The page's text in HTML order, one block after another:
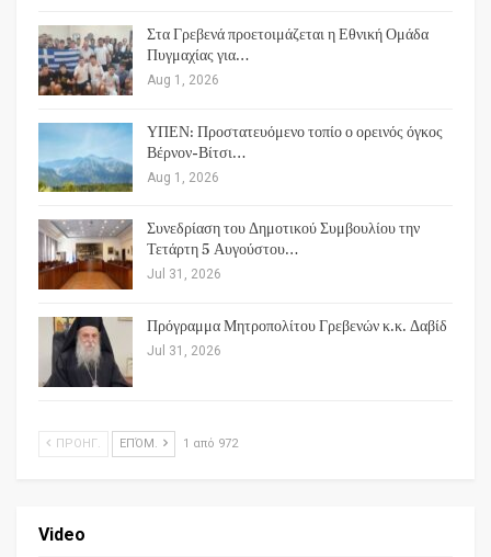
Στα Γρεβενά προετοιμάζεται η Εθνική Ομάδα
Πυγμαχίας για…
Aug 1, 2026
ΥΠΕΝ: Προστατευόμενο τοπίο ο ορεινός όγκος
Βέρνον-Βίτσι…
Aug 1, 2026
Συνεδρίαση του Δημοτικού Συμβουλίου την
Τετάρτη 5 Αυγούστου…
Jul 31, 2026
Πρόγραμμα Μητροπολίτου Γρεβενών κ.κ. Δαβίδ
Jul 31, 2026
ΠΡΟΗΓ. ΕΠΌΜ. 1 από 972
Video